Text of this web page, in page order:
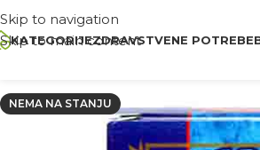
Skip to navigation
Skip to main content
KATEGORIJEZDRAVSTVENE POTREBE
NEMA NA STANJU